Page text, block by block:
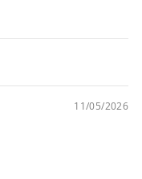
11/05/2026